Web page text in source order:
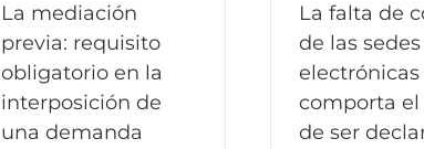
La mediación
previa: requisito
obligatorio en la
interposición de
una demanda
La falta de
de las sedes
electrónicas
comporta el
de ser